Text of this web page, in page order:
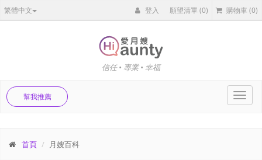
繁體中文 登入 願望清單(0) 購物車 (0)
信任 • 專業 • 幸福
幫我推薦
首頁 月嫂百科